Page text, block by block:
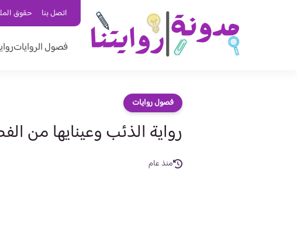
اتصل بنا حقوق
فصول الروايات
فصول روايات
رواية الذئب وعينايها من
منذ عام